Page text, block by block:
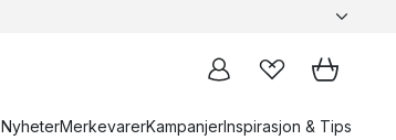
NyheterMerkevarerKampanjerInspirasjon & Tips